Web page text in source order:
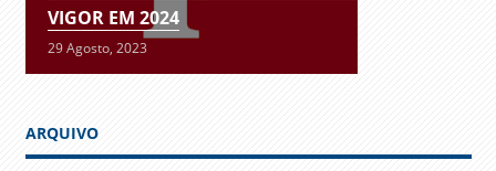
VIGOR EM 2024
29 Agosto, 2023
ARQUIVO